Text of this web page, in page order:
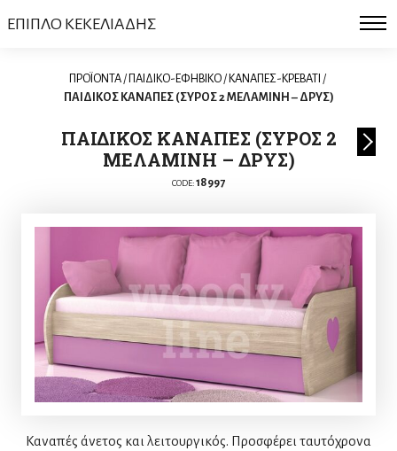
ΕΠΙΠΛΟ ΚΕΚΕΛΙΑΔΗΣ
ΠΡΟΪΟΝΤΑ / ΠΑΙΔΙΚΟ-ΕΦΗΒΙΚΟ / ΚΑΝΑΠΕΣ-ΚΡΕΒΑΤΙ /
ΠΑΙΔΙΚΟΣ ΚΑΝΑΠΕΣ (ΣΥΡΟΣ 2 ΜΕΛΑΜΙΝΗ – ΔΡΥΣ)
ΠΑΙΔΙΚΟΣ ΚΑΝΑΠΕΣ (ΣΥΡΟΣ 2
ΜΕΛΑΜΙΝΗ – ΔΡΥΣ)
CODE:18997
Καναπές άνετος και λειτουργικός. Προσφέρει ταυτόχρονα